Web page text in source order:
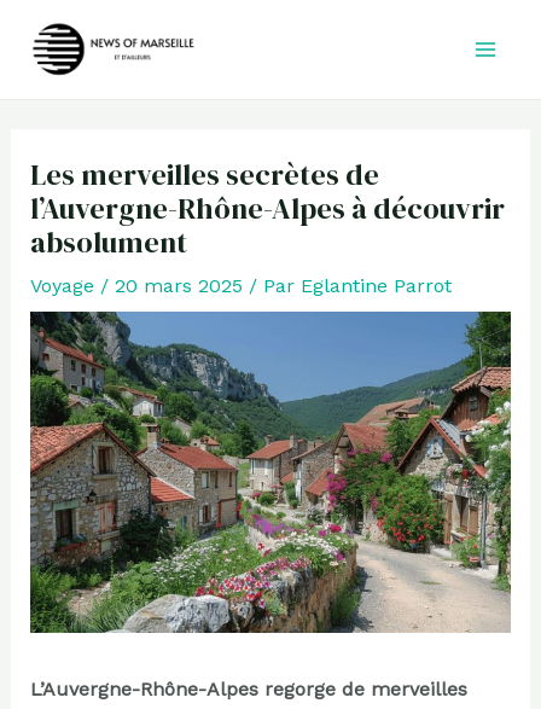
Les merveilles secrètes de
l’Auvergne-Rhône-Alpes à découvrir
absolument
Voyage / 20 mars 2025 / Par Eglantine Parrot
L’Auvergne-Rhône-Alpes regorge de merveilles